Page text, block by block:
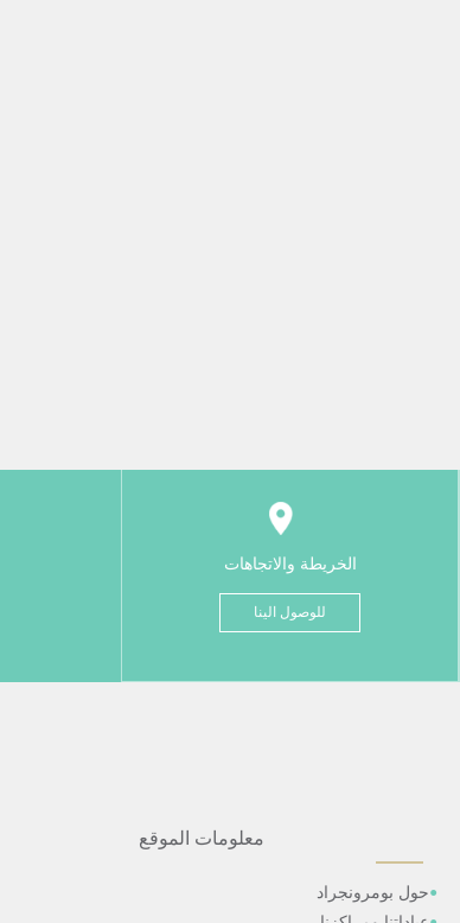
الخريطة والاتجاهات
للوصول الينا
معلومات الموقع
حول بومرونجراد